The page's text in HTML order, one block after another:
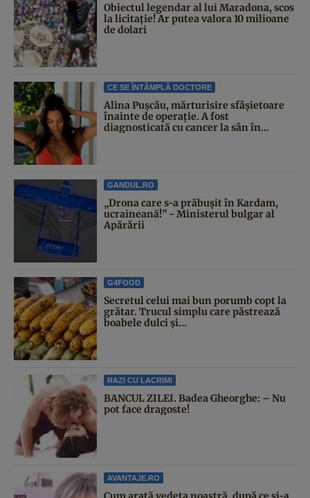
Obiectul legendar al lui Maradona, scos
la licitație! Ar putea valora 10 milioane
de dolari
CE SE ÎNTÂMPLĂ DOCTORE
Alina Pușcău, mărturisire sfâșietoare
înainte de operație. A fost
diagnosticată cu cancer la sân în...
GANDUL.RO
„Drona care s-a prăbușit în Kardam,
ucraineană!” - Ministerul bulgar al
Apărării
G4FOOD
Secretul celui mai bun porumb copt la
grătar. Trucul simplu care păstrează
boabele dulci și...
RAZI CU LACRIMI
BANCUL ZILEI. Badea Gheorghe: – Nu
pot face dragoste!
AVANTAJE.RO